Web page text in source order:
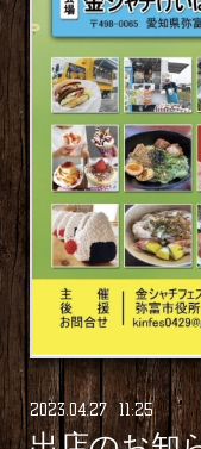
2023.04.27 11:25